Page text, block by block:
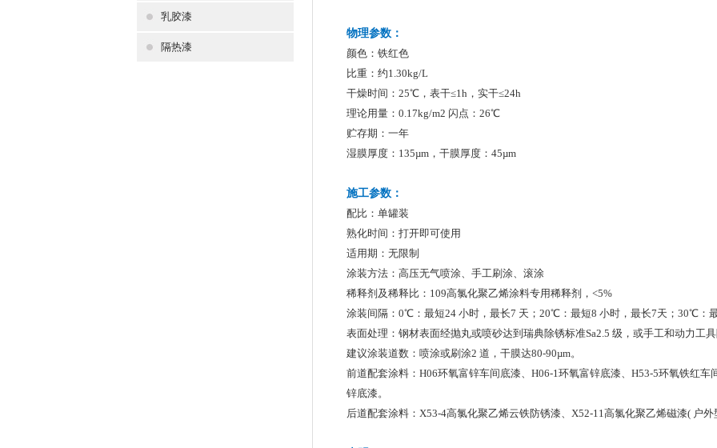
乳胶漆
隔热漆
物理参数：
颜色：铁红色
比重：约1.30kg/L
干燥时间：25℃，表干≤1h，实干≤24h
理论用量：0.17kg/m2 闪点：26℃
贮存期：一年
湿膜厚度：135µm，干膜厚度：45µm
施工参数：
配比：单罐装
熟化时间：打开即可使用
适用期：无限制
涂装方法：高压无气喷涂、手工刷涂、滚涂
稀释剂及稀释比：109高氯化聚乙烯涂料专用稀释剂，<5%
涂装间隔：0℃：最短24 小时，最长7 天；20℃：最短8 小时，最长7天；30℃：
表面处理：钢材表面经抛丸或喷砂达到瑞典除锈标准Sa2.5 级，或手工和动力工具
建议涂装道数：喷涂或刷涂2 道，干膜达80-90µm。
前道配套涂料：H06环氧富锌车间底漆、H06-1环氧富锌底漆、H53-5环氧铁红车
锌底漆。
后道配套涂料：X53-4高氯化聚乙烯云铁防锈漆、X52-11高氯化聚乙烯磁漆( 户外